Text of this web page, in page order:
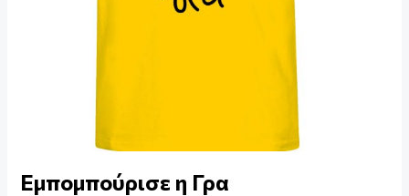
Εμπομπούρισε η Γρα